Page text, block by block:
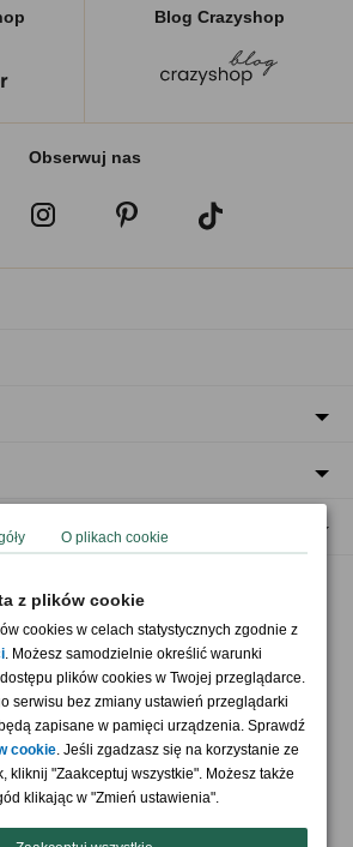
Blog Crazyshop
Obserwuj nas
Akceptujemy płatności
Nasi partnerzy
O plikach cookie
z plików cookie
cookies w celach statystycznych zgodnie z
. Możesz samodzielnie określić warunki
plików cookies w Twojej przeglądarce.
serwisu bez zmiany ustawień przeglądarki
zapisane w pamięci urządzenia. Sprawdź
cookie. Jeśli zgadzasz się na korzystanie ze
kliknij "Zaakceptuj wszystkie". Możesz także
klikając w "Zmień ustawienia".